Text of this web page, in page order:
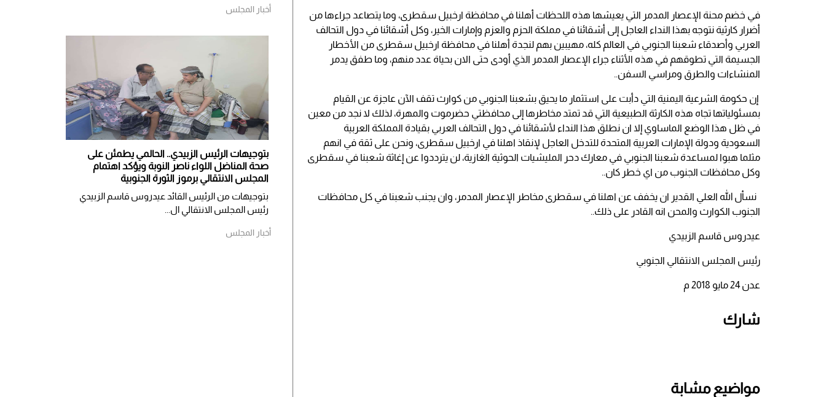
في خضم محنة الإعصار المدمر التي يعيشها هذه اللحظات أهلنا في محافظة ارخبيل سقطرى، وما يتصاعد جراءها من
أضرار كارثية نتوجه بهذا النداء العاجل إلى أشقائنا في مملكة الحزم والعزم وإمارات الخير، وكل أشقائنا في دول التحالف
العربي وأصدقاء شعبنا الجنوبي في العالم كله، مهيبين بهم لنجدة أهلنا في محافظة ارخبيل سقطرى من الأخطار
الجسيمة التي تطوقهم في هذه الأثناء جراء الإعصار المدمر الذي أودى حتى الان بحياة عدد منهم، وما طفق يدمر
المنشاءات والطرق ومراسي السفن..
إن حكومة الشرعية اليمنية التي دأبت على استثمار ما يحيق بشعبنا الجنوبي من كوارث تقف الآن عاجزة عن القيام
بمسئولياتها تجاه هذه الكارثة الطبيعية التي قد تمتد مخاطرها إلى محافظتي حضرموت والمهرة، لذلك لا نجد من معين
في ظل هذا الوضع الماساوي إلا ان نطلق هذا النداء لأشقائنا في دول التحالف العربي بقيادة المملكة العربية
السعودية ودولة الإمارات العربية المتحدة للتدخل العاجل لإنقاذ اهلنا في ارخبيل سقطرى، ونحن على ثقة في انهم
مثلما هبوا لمساعدة شعبنا الجنوبي في معارك دحر المليشيات الحوثية الغازية، لن يترددوا عن إغاثة شعبنا في سقطرى
وكل محافظات الجنوب من اي خطر كان..
نسأل الله العلي القدير ان يخفف عن اهلنا في سقطرى مخاطر الإعصار المدمر، وان يجنب شعبنا في كل محافظات
الجنوب الكوارث والمحن انه القادر على ذلك..
عيدروس قاسم الزبيدي
رئيس المجلس الانتقالي الجنوبي
عدن 24 مايو 2018 م
شارك
مواضيع مشابة
أخبار المجلس
بتوجيهات الرئيس الزبيدي.. الحالمي يطمئن على
صحة المناضل اللواء ناصر النوبة ويؤكد اهتمام
المجلس الانتقالي برموز الثورة الجنوبية
بتوجيهات من الرئيس القائد عيدروس قاسم الزبيدي
رئيس المجلس الانتقالي ال...
أخبار المجلس